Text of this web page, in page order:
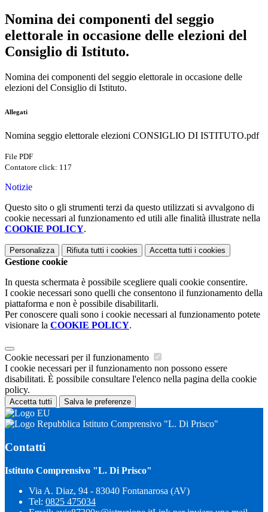
Nomina dei componenti del seggio
elettorale in occasione delle elezioni del
Consiglio di Istituto.
Nomina dei componenti del seggio elettorale in occasione delle
elezioni del Consiglio di Istituto.
Allegati
Nomina seggio elettorale elezioni CONSIGLIO DI ISTITUTO.pdf
File PDF
Contatore click: 117
Notizie
Questo sito o gli strumenti terzi da questo utilizzati si avvalgono di
cookie necessari al funzionamento ed utili alle finalità illustrate nella
COOKIE POLICY.
Personalizza Rifiuta tutti i cookies Accetta tutti i cookies
Gestione cookie
In questa schermata è possibile scegliere quali cookie consentire.
I cookie necessari sono quelli che consentono il funzionamento della
piattaforma e non è possibile disabilitarli.
Per conoscere quali sono i cookie necessari al funzionamento potete
visionare la COOKIE POLICY.
Cookie necessari per il funzionamento
I cookie necessari per il funzionamento non possono essere
disabilitati. È possibile consultare l'elenco nella pagina della cookie
policy.
Accetta tutti Salva le preferenze
Istituto Comprensivo "L. Di Prisco"
Contatti
Istituto Comprensivo "L. Di Prisco"
Via A. Diaz, 94 - 83040 Fontanarosa (AV)
Tel: 0825 475034